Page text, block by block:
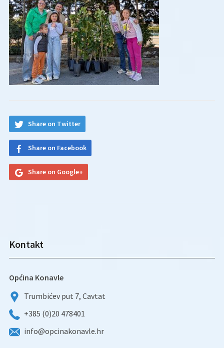
Share on Twitter
Share on Facebook
Share on Google+
Kontakt
Općina Konavle
Trumbićev put 7, Cavtat
+385 (0)20 478401
info@opcinakonavle.hr